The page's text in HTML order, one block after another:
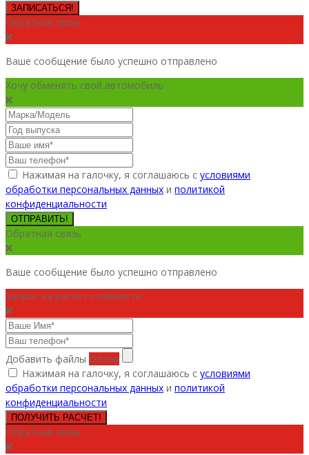
ЗАПИСАТЬСЯ!
Обратная связь
Ваше сообщение было успешно отправлено
Хочу обменять свой автомобиль
Нажимая на галочку, я соглашаюсь с условиями
обработки персональных данных и политикой
конфиденциальности
ОТПРАВИТЬ!
Обратная связь
Ваше сообщение было успешно отправлено
Запрос на расчет стоимости
Добавить файлы Обзор
Нажимая на галочку, я соглашаюсь с условиями
обработки персональных данных и политикой
конфиденциальности
ПОЛУЧИТЬ РАСЧЕТ!
Обратная связь